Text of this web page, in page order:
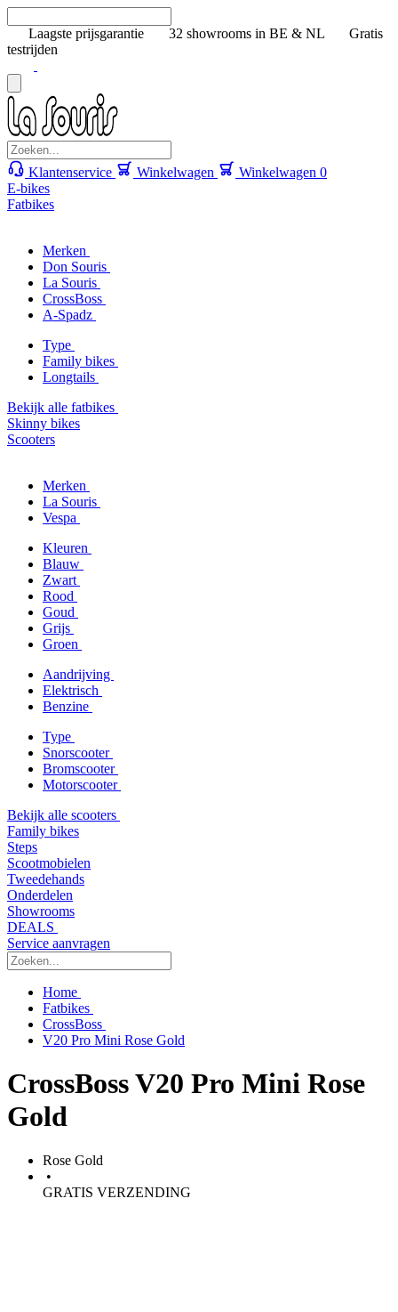
Laagste prijsgarantie 32 showrooms in BE & NL
Gratis
testrijden
Klantenservice Winkelwagen Winkelwagen 0
E-bikes
Fatbikes
Merken
Don Souris
La Souris
CrossBoss
A-Spadz
Type
Family bikes
Longtails
Bekijk alle fatbikes
Skinny bikes
Scooters
Merken
La Souris
Vespa
Kleuren
Blauw
Zwart
Rood
Goud
Grijs
Groen
Aandrijving
Elektrisch
Benzine
Type
Snorscooter
Bromscooter
Motorscooter
Bekijk alle scooters
Family bikes
Steps
Scootmobielen
Tweedehands
Onderdelen
Showrooms
DEALS
Service aanvragen
Home
Fatbikes
CrossBoss
V20 Pro Mini Rose Gold
CrossBoss V20 Pro Mini Rose
Gold
Rose Gold
•
GRATIS VERZENDING